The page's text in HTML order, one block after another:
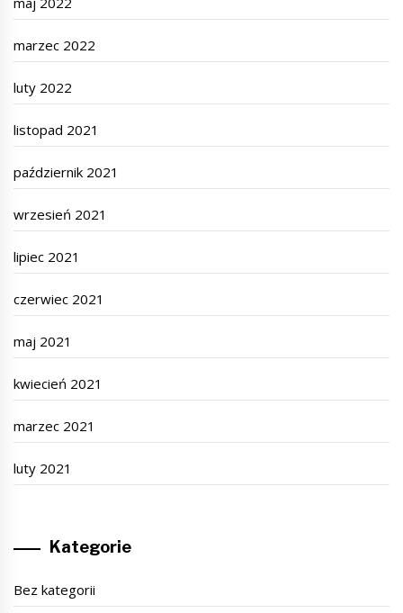
marzec 2022
luty 2022
listopad 2021
październik 2021
wrzesień 2021
lipiec 2021
czerwiec 2021
maj 2021
kwiecień 2021
marzec 2021
luty 2021
Kategorie
Bez kategorii